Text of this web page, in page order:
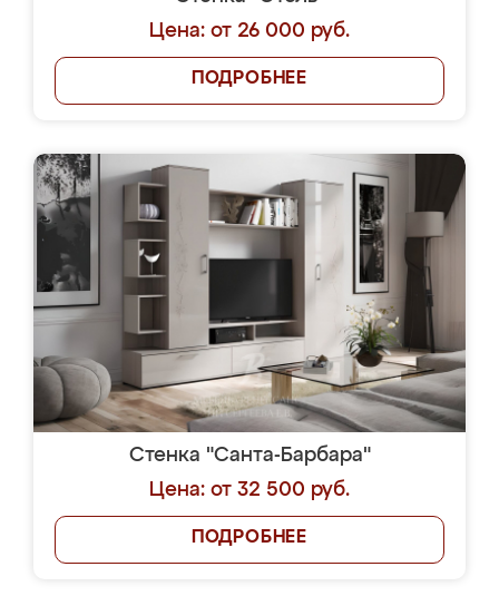
Цена: от 26 000 руб.
ПОДРОБНЕЕ
Стенка "Санта-Барбара"
Цена: от 32 500 руб.
ПОДРОБНЕЕ